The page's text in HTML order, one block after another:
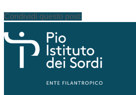
Condividi questo post: